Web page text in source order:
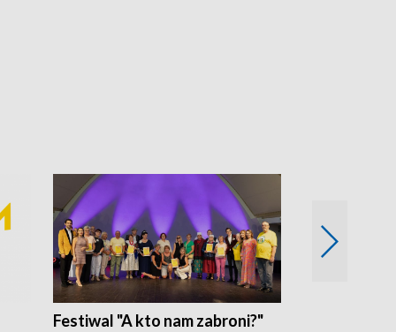
Festiwal "A kto nam zabroni?"